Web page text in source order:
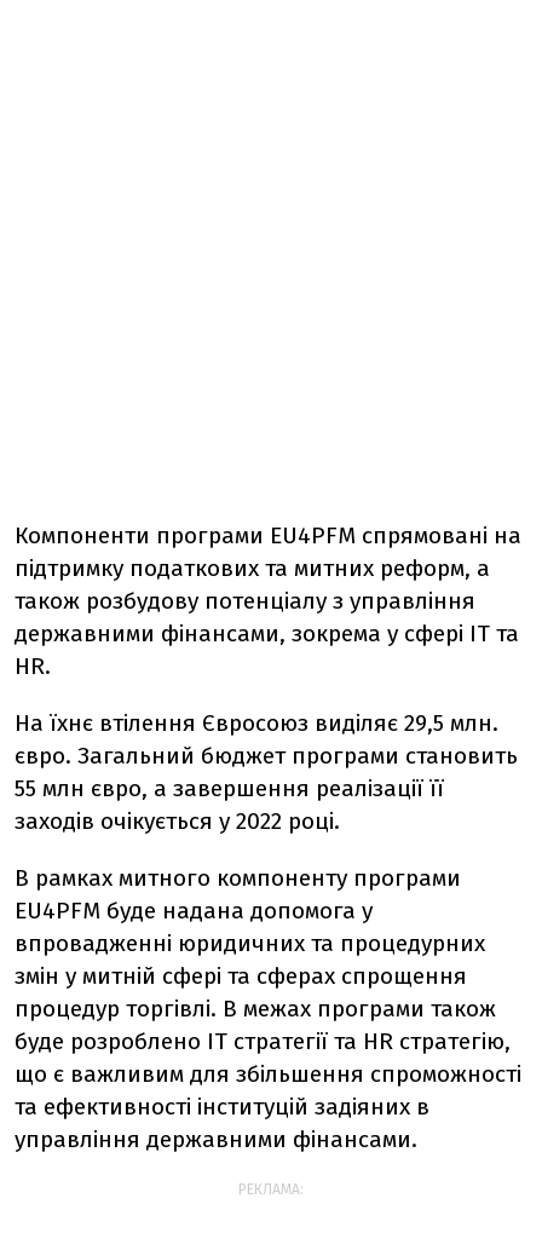
Компоненти програми EU4PFM спрямовані на
підтримку податкових та митних реформ, а
також розбудову потенціалу з управління
державними фінансами, зокрема у сфері IT та
HR.
На їхнє втілення Євросоюз виділяє 29,5 млн.
євро. Загальний бюджет програми становить
55 млн євро, а завершення реалізації її
заходів очікується у 2022 році.
В рамках митного компоненту програми
EU4PFM буде надана допомога у
впровадженні юридичних та процедурних
змін у митній сфері та сферах спрощення
процедур торгівлі. В межах програми також
буде розроблено ІТ стратегії та HR стратегію,
що є важливим для збільшення спроможності
та ефективності інституцій задіяних в
управління державними фінансами.
РЕКЛАМА: